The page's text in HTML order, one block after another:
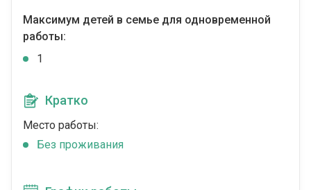
Максимум детей в семье для одновременной
работы:
1
Кратко
Место работы:
Без проживания